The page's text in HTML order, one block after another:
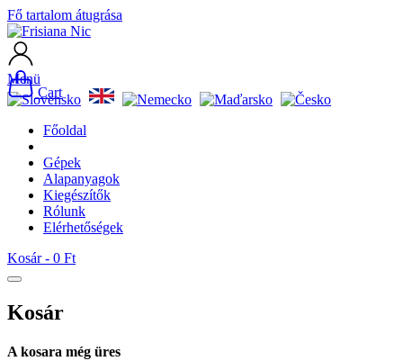
Fő tartalom átugrása
Cart
Menü
Főoldal
Gépek
Alapanyagok
Kiegészítők
Rólunk
Elérhetőségek
Kosár - 0 Ft
Kosár
A kosara még üres